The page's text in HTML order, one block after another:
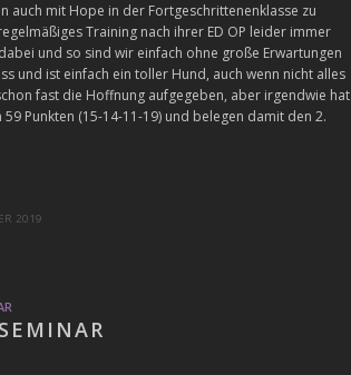
auch mit Hope in der Fortgeschrittenenklasse zu
Training nach ihrer ED OP leider immer
und so sind wir einfach ohne große Erwartungen
und ist einfach ein toller Hund, auch wenn nicht alles
fast die Hoffnung aufgegeben, aber irgendwie hat
Punkten (15-14-11-19) und belegen damit den 2.
2019